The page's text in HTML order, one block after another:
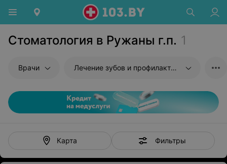
Стоматология в Ружаны г.п. 1
Врачи Лечение зубов и профилактика
Карта Фильтры